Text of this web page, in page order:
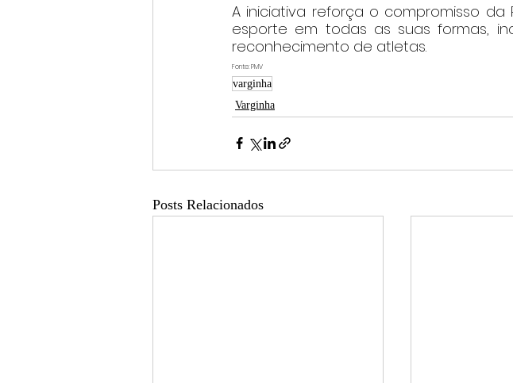
A iniciativa reforça o compromisso da
esporte em todas as suas formas,
reconhecimento de atletas.
Fonte: PMV
varginha
Varginha
Posts Relacionados